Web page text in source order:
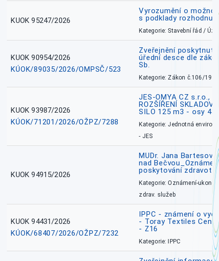
KUOK 95247/2026
Vyrozumění o
s podklady rozhodnutí
Kategorie: Stavební řád /
KUOK 90954/2026
KÚOK/89035/2026/OMPSČ/523
Zveřejnění
úřední desce dle
Sb.
Kategorie: Zákon č.106/1999
KUOK 93987/2026
KÚOK/71201/2026/OŽPZ/7288
JES-OMYA CZ s.r.o.,
ROZŠÍŘENÍ
SILO 125 m3 - osy
Kategorie: Jednotná
- JES
KUOK 94915/2026
MUDr. Jana
nad
poskytování
Kategorie: Oznámení-
zdrav. služeb
KUOK 94431/2026
KÚOK/68407/2026/OŽPZ/7232
IPPC - známení o
- Toray Textiles
- Z16
Kategorie: IPPC